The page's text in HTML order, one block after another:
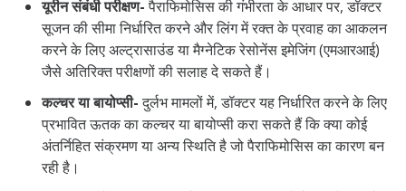
यूरीन संबंधी परीक्षण-पैराफिमोसिस की गंभीरता के आधार पर, डॉक्टर
सूजन की सीमा निर्धारित करने और लिंग में रक्त के प्रवाह का आकलन
करने के लिए अल्ट्रासाउंड या मैग्नेटिक रेसोनेंस इमेजिंग (एमआरआई)
जैसे अतिरिक्त परीक्षणों की सलाह दे सकते हैं।
कल्चर या बायोप्सी-दुर्लभ मामलों में, डॉक्टर यह निर्धारित करने के लिए
प्रभावित ऊतक का कल्चर या बायोप्सी करा सकते हैं कि क्या कोई
अंतर्निहित संक्रमण या अन्य स्थिति है जो पैराफिमोसिस का कारण बन
रही है।